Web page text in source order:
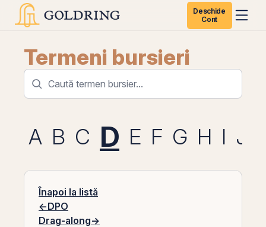
Deschide
Cont
Termeni bursieri
A B C D E F G H I J
Înapoi la listă
←DPO
Drag-along→